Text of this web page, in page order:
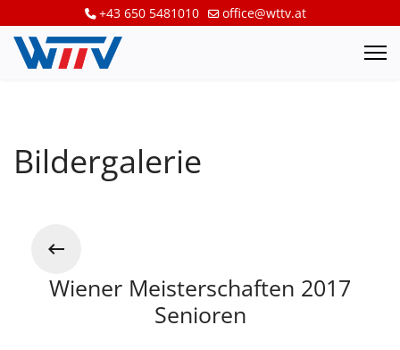
+43 650 5481010 office@wttv.at
Bildergalerie
Wiener Meisterschaften 2017
Senioren